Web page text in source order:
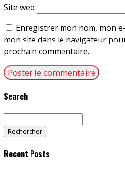
Site web
Enregistrer mon nom, mon
mon site dans le navigateur
prochain commentaire.
Search
Recent Posts